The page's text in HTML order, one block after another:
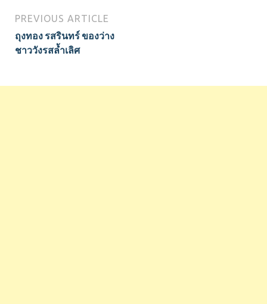
PREVIOUS ARTICLE
ถุงทอง รสรินทร์ ของว่าง
ชาววังรสล้ำเลิศ